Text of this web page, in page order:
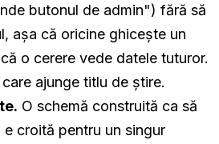
butonul de admin") fără să
așa că oricine ghicește un
o cerere vede datele tuturor.
ajunge titlu de știre.
O schemă construită ca să
e croită pentru un singur